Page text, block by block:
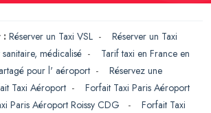
: Réserver un Taxi VSL - Réserver un Taxi
sanitaire, médicalisé - Tarif taxi en France en
pour l' aéroport - Réservez une
Taxi Aéroport - Forfait Taxi Paris Aéroport
Paris Aéroport Roissy CDG - Forfait Taxi